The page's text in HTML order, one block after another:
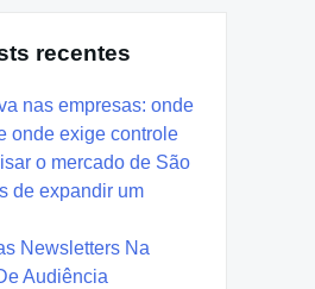
recentes
nas empresas: onde
onde exige controle
o mercado de São
de expandir um
Newsletters Na
Audiência